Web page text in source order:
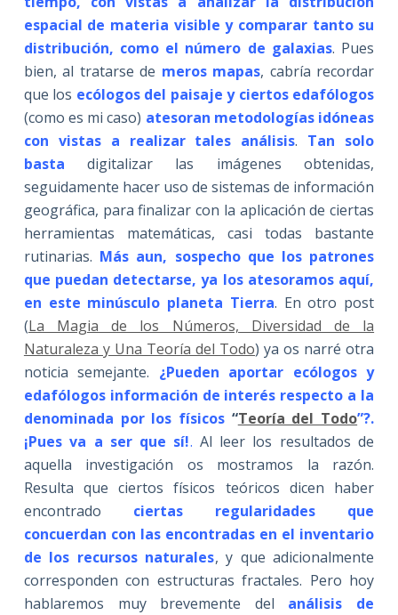
espacial de materia visible y comparar tanto su
distribución, como el número de galaxias. Pues
bien, al tratarse de meros mapas, cabría recordar
que los ecólogos del paisaje y ciertos edafólogos
(como es mi caso) atesoran metodologías idóneas
con vistas a realizar tales análisis. Tan solo
basta digitalizar las imágenes obtenidas,
seguidamente hacer uso de sistemas de información
geográfica, para finalizar con la aplicación de ciertas
herramientas matemáticas, casi todas bastante
rutinarias. Más aun, sospecho que los patrones
que puedan detectarse, ya los atesoramos aquí,
en este minúsculo planeta Tierra. En otro post
(La Magia de los Números, Diversidad de la
Naturaleza y Una Teoría del Todo) ya os narré otra
noticia semejante. ¿Pueden aportar ecólogos y
edafólogos información de interés respecto a la
denominada por los físicos “Teoría del Todo”?.
¡Pues va a ser que sí!. Al leer los resultados de
aquella investigación os mostramos la razón.
Resulta que ciertos físicos teóricos dicen haber
encontrado ciertas regularidades que
concuerdan con las encontradas en el inventario
de los recursos naturales, y que adicionalmente
corresponden con estructuras fractales. Pero hoy
hablaremos muy brevemente del
análisis de